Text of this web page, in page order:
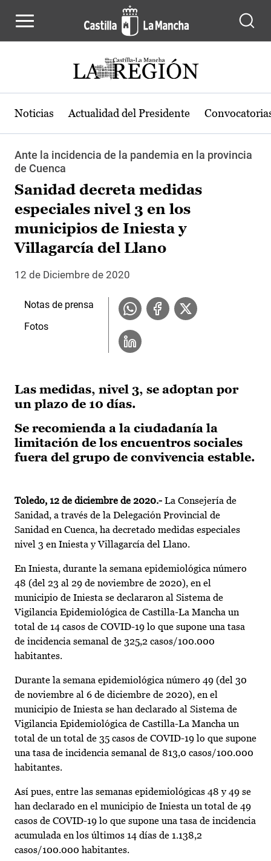
Noticias Actualidad del Presidente
Ante la incidencia de la pandemia en la provincia
de Cuenca
Sanidad decreta medidas
especiales nivel 3 en los
municipios de Iniesta y
Villagarcía del Llano
12 de Diciembre de 2020
Las medidas, nivel 3, se adoptan por
un plazo de 10 días.
Se recomienda a la ciudadanía la
limitación de los encuentros sociales
fuera del grupo de convivencia estable.
Toledo, 12 de diciembre de 2020.- La Consejería de
Sanidad, a través de la Delegación Provincial de
Sanidad en Cuenca, ha decretado medidas especiales
nivel 3 en Iniesta y Villagarcía del Llano.
En Iniesta, durante la semana epidemiológica número
48 (del 23 al 29 de noviembre de 2020), en el
municipio de Iniesta se declararon al Sistema de
Vigilancia Epidemiológica de Castilla-La Mancha un
total de 14 casos de COVID-19 lo que supone una tasa
de incidencia semanal de 325,2 casos/100.000
habitantes.
Durante la semana epidemiológica número 49 (del 30
de noviembre al 6 de diciembre de 2020), en el
municipio de Iniesta se han declarado al Sistema de
Vigilancia Epidemiológica de Castilla-La Mancha un
total de un total de 35 casos de COVID-19 lo que supone
una tasa de incidencia semanal de 813,0 casos/100.000
habitantes.
Así pues, entre las semanas epidemiológicas 48 y 49 se
han declarado en el municipio de Iniesta un total de 49
casos de COVID-19 lo que supone una tasa de incidencia
acumulada en los últimos 14 días de 1.138,2
casos/100.000 habitantes.
Notas de prensa
Fotos